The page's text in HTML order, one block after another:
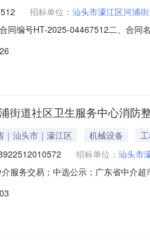
招标单位： 汕头市濠江区河浦
同编号HT-2025-04467512二、合同
商(乙方)：汕头市国创电子科技有限
街道社区卫生服务中心消防
｜汕头市｜濠江区 机械设备
招标单位： 汕头市
服务交易；中选公示；广东省中介
】742号及汕价函【2011】288号